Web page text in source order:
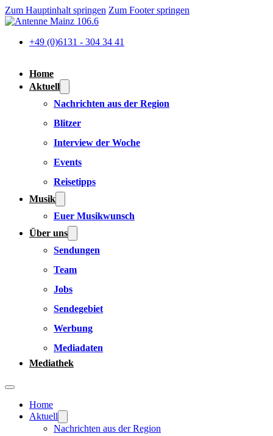
Zum Hauptinhalt springen Zum Footer springen
+49 (0)6131 - 304 34 41
Home
Aktuell
Nachrichten aus der Region
Blitzer
Interview der Woche
Events
Reisetipps
Musik
Euer Musikwunsch
Über uns
Sendungen
Team
Jobs
Sendegebiet
Werbung
Mediadaten
Mediathek
Home
Aktuell
Nachrichten aus der Region